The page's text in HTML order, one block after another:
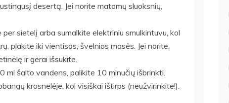
desertą. Jei norite matomų sluoksnių,
sietelį arba sumalkite elektriniu smulkintuvu, kol
plakite iki vientisos, švelnios masės. Jei norite,
ir gerai išsukite.
ml šalto vandens, palikite 10 minučių išbrinkti.
krosnelėje, kol visiškai ištirps (neužvirinkite!).